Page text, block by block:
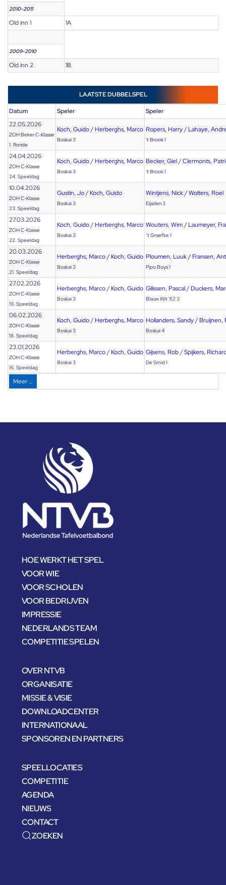
2010-2011
Old inn 1 1A
2009-2010
Old inn 2 1B
LAATSTE DUBBELSPEL
Datum Speler
Speler
22.05.2026
ZOH Beker C-Klasse
1. Ronde
Koch, Guido/ Herberghs, Marco
Boskai 3
Ropers, Harry/ Lahaye,
't Brook 1
24.04.2026
ZOH C-Klasse
24. Speeldag
Koch, Guido/ Herberghs, Marco
Boskai 3
Becker, Giel/Clermonts,
't Brook 1
10.04.2026
ZOH C-Klasse
23. Speeldag
Gustin, Jo/ Koch, Guido
Boskai 3
Wintjens, Nick/Wolters, Roel
Eijsden 3
27.03.2026
ZOH C-Klasse
22. Speeldag
Koch, Guido/ Herberghs, Marco
Boskai 3
Wouters, Wim/ Laumeyer,
‘t Graefke 1
20.03.2026
ZOH C-Klasse
21. Speeldag
Herberghs, Marco/ Koch, Guido
Boskai 3
Ploumen, Luuk/ Fransen,
Pipo Boys 1
27.02.2026
ZOH C-Klasse
19. Speeldag
Herberghs, Marco/ Koch, Guido
Boskai 3
Gilissen, Pascal/ Duckers,
Blauw Wit '62 3
06.02.2026
ZOH C-Klasse
18. Speeldag
Koch, Guido/ Herberghs, Marco
Boskai 3
Hollanders, Sandy/ Bruijnen,
Boskai 4
23.01.2026
ZOH C-Klasse
16. Speeldag
Herberghs, Marco/ Koch, Guido
Boskai 3
Gijsens, Rob/Spijkers,
De Smid 1
Meer …
HOE WERKT HET SPEL
VOOR WIE
VOOR SCHOLEN
VOOR BEDRIJVEN
IMPRESSIE
NEDERLANDS TEAM
COMPETITIE SPELEN
OVER NTVB
ORGANISATIE
MISSIE & VISIE
DOWNLOADCENTER
INTERNATIONAAL
SPONSOREN EN PARTNERS
SPEELLOCATIES
COMPETITIE
AGENDA
NIEUWS
CONTACT
ZOEKEN